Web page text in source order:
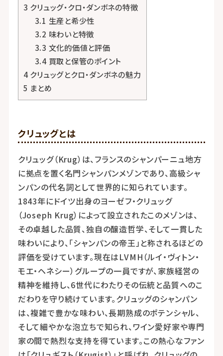
3 クリュッグ・クロ・ダンボネの特徴
3.1 生産と希少性
3.2 味わいと特徴
3.3 文化的価値と評価
3.4買取と保管のポイント
4クリュッグとクロ・ダンボネの魅力
5 まとめ
クリュッグとは
クリュッグ（Krug）は、フランスのシャンパーニュ地方
に拠点を置く名門シャンパンメゾンであり、高級シャ
ンパンの代名詞として世界的に知られています。
1843年にドイツ出身のヨーゼフ・クリュッグ
（Joseph Krug）によって設立されたこのメゾンは、
その卓越した品質、独自の醸造哲学、そして一貫した
味わいにより、「シャンパンの帝王」と称されるほどの
評価を受けています。現在はLVMH（ルイ・ヴィトン・
モエ・ヘネシー）グループの一員ですが、家族経営の
精神を維持し、6世代にわたりその伝統と品質へのこ
だわりを守り続けています。クリュッグのシャンパン
は、複雑で豊かな味わい、長期熟成のポテンシャル、
そして細やかな泡立ちで知られ、ワイン愛好家や専門
家の間で熱烈な支持を得ています。この熱心なファン